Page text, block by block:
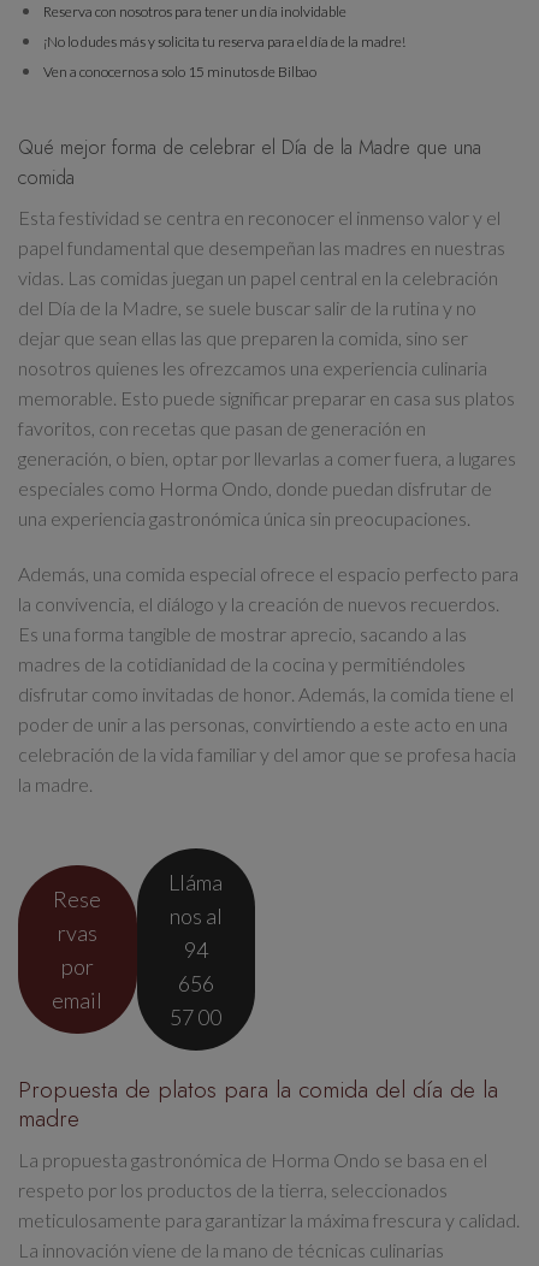
Reserva con nosotros para tener un día inolvidable
¡No lo dudes más y solicita tu reserva para el día de la madre!
Ven a conocernos a solo 15 minutos de Bilbao
Qué mejor forma de celebrar el Día de la Madre que una
comida
Esta festividad se centra en reconocer el inmenso valor y el
papel fundamental que desempeñan las madres en nuestras
vidas. Las comidas juegan un papel central en la celebración
del Día de la Madre, se suele buscar salir de la rutina y no
dejar que sean ellas las que preparen la comida , sino ser
nosotros quienes les ofrezcamos una experiencia culinaria
memorable. Esto puede significar preparar en casa sus platos
favoritos, con recetas que pasan de generación en
generación, o bien, optar por llevarlas a comer fuera, a lugares
especiales como Horma Ondo , donde puedan disfrutar de
una experiencia gastronómica única sin preocupaciones.
Además, una comida especial ofrece el espacio perfecto para
la convivencia, el diálogo y la creación de nuevos recuerdos.
Es una forma tangible de mostrar aprecio, sacando a las
madres de la cotidianidad de la cocina y permitiéndoles
disfrutar como invitadas de honor. Además, la comida tiene el
poder de unir a las personas, convirtiendo a este acto en una
celebración de la vida familiar y del amor que se profesa hacia
la madre.
Rese
rvas
por
email
Lláma
nos al
94
656
57 00
Propuesta de platos para la comida del día de la
madre
La propuesta gastronómica de Horma Ondo se basa en el
respeto por los productos de la tierra , seleccionados
meticulosamente para garantizar la máxima frescura y calidad
La innovación viene de la mano de técnicas culinarias